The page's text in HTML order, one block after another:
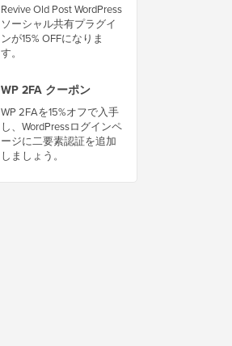
Revive Old Post WordPress
ソーシャル共有プラグイ
ンが15% OFFになりま
す。
WP 2FA クーポン
WP 2FAを15%オフで入手
し、WordPressログインペ
ージに二要素認証を追加
しましょう。